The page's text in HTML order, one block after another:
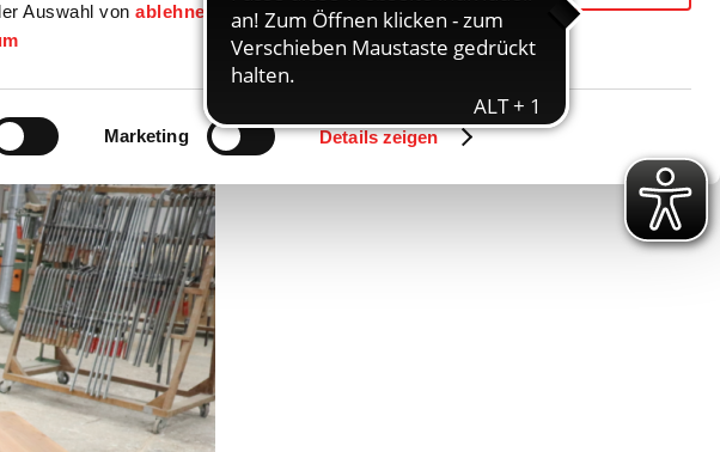
Auswahl vonablehnen
gesetzt.
Marketing Details zeigen
Zurück